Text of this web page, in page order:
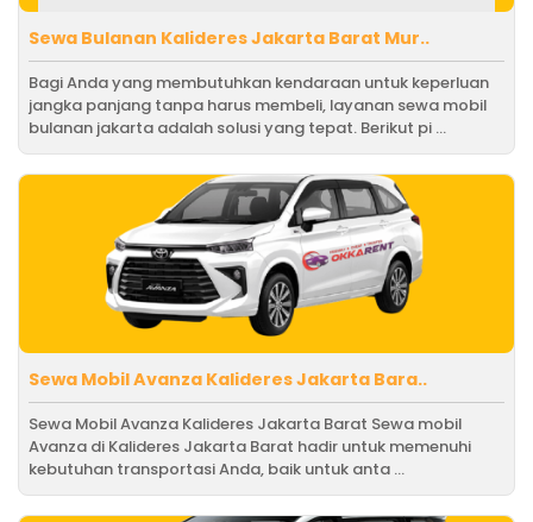
Sewa Bulanan Kalideres Jakarta Barat Mur..
Bagi Anda yang membutuhkan kendaraan untuk keperluan
jangka panjang tanpa harus membeli, layanan sewa mobil
bulanan jakarta adalah solusi yang tepat. Berikut pi ...
Sewa Mobil Avanza Kalideres Jakarta Bara..
Sewa Mobil Avanza Kalideres Jakarta Barat Sewa mobil
Avanza di Kalideres Jakarta Barat hadir untuk memenuhi
kebutuhan transportasi Anda, baik untuk anta ...